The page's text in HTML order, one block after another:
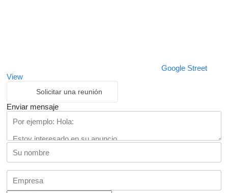
Google Street
View
Solicitar una reunión
Enviar mensaje